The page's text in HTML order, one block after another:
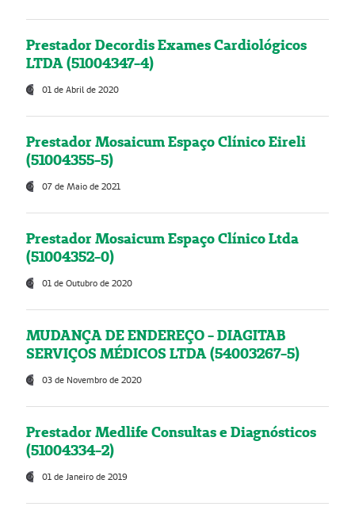
Prestador Decordis Exames Cardiológicos
LTDA (51004347-4)
01 de Abril de 2020
Prestador Mosaicum Espaço Clínico Eireli
(51004355-5)
07 de Maio de 2021
Prestador Mosaicum Espaço Clínico Ltda
(51004352-0)
01 de Outubro de 2020
MUDANÇA DE ENDEREÇO - DIAGITAB
SERVIÇOS MÉDICOS LTDA (54003267-5)
03 de Novembro de 2020
Prestador Medlife Consultas e Diagnósticos
(51004334-2)
01 de Janeiro de 2019